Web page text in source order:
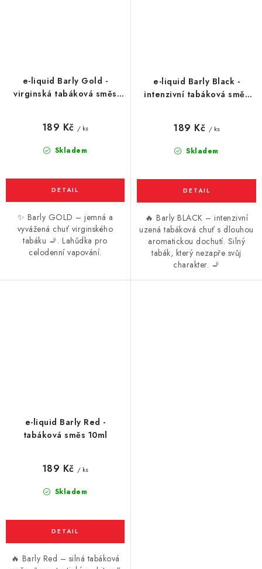
e-liquid Barly Gold -
virginská tabáková směs
Skladem
189 Kč / ks
✨ Barly GOLD – jemná a
vyvážená chuť virginského
tabáku 🚬. Lahůdka pro
celodenní vapování.
e-liquid Barly Black -
intenzivní tabáková směs
Skladem
189 Kč / ks
🔥 Barly BLACK – intenzivní
uzená tabáková chuť s dlouhou
aromatickou dochutí. Silný
tabák, který nezapře svůj
charakter. 🚬
e-liquid Barly Red -
tabáková směs 10ml
Skladem
189 Kč / ks
🔥 Barly Red – silná tabáková